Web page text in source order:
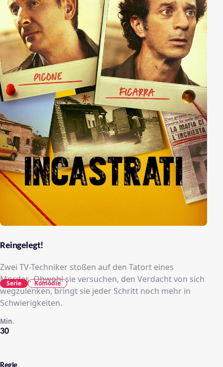
Reingelegt!
Zwei TV-Techniker stoßen auf den Tatort eines
Mordes. Obwohl sie versuchen, den Verdacht von sich
wegzulenken, bringt sie jeder Schritt noch mehr in
Schwierigkeiten.
30
Min.
Serie Komödie